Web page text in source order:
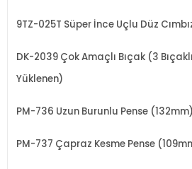
9TZ-025T Süper İnce Uçlu Düz
DK-2039 Çok Amaçlı Bıçak (3
Yüklenen)
PM-736 Uzun Burunlu Pense (132mm)
PM-737 Çapraz Kesme Pense